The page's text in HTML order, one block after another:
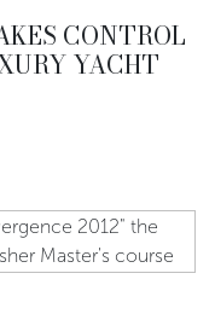
CONTROL
YACHT